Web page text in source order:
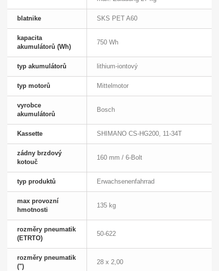
blatnike SKS PET A60
kapacita
akumulátorů (Wh)
750 Wh
typ akumulátorů lithium-iontový
typ motorů Mittelmotor
vyrobce
akumulátorů
Bosch
Kassette SHIMANO CS-HG200, 11-34T
zádny brzdový
kotouč
160 mm / 6-Bolt
typ produktů Erwachsenenfahrrad
max provozní
hmotnosti
135 kg
rozměry pneumatik
(ETRTO)
50-622
rozměry pneumatik
(")
28 x 2,00